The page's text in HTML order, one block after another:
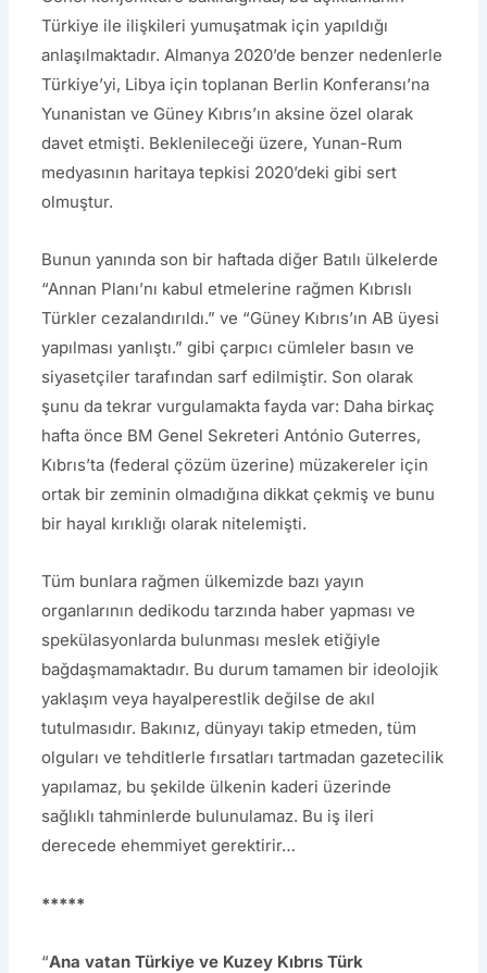
Türkiye ile ilişkileri yumuşatmak için yapıldığı
anlaşılmaktadır. Almanya 2020’de benzer nedenlerle
Türkiye’yi, Libya için toplanan Berlin Konferansı’na
Yunanistan ve Güney Kıbrıs’ın aksine özel olarak
davet etmişti. Beklenileceği üzere, Yunan-Rum
medyasının haritaya tepkisi 2020’deki gibi sert
olmuştur.
Bunun yanında son bir haftada diğer Batılı ülkelerde
“Annan Planı’nı kabul etmelerine rağmen Kıbrıslı
Türkler cezalandırıldı.” ve “Güney Kıbrıs’ın AB üyesi
yapılması yanlıştı.” gibi çarpıcı cümleler basın ve
siyasetçiler tarafından sarf edilmiştir. Son olarak
şunu da tekrar vurgulamakta fayda var: Daha birkaç
hafta önce BM Genel Sekreteri António Guterres,
Kıbrıs’ta (federal çözüm üzerine) müzakereler için
ortak bir zeminin olmadığına dikkat çekmiş ve bunu
bir hayal kırıklığı olarak nitelemişti.
Tüm bunlara rağmen ülkemizde bazı yayın
organlarının dedikodu tarzında haber yapması ve
spekülasyonlarda bulunması meslek etiğiyle
bağdaşmamaktadır. Bu durum tamamen bir ideolojik
yaklaşım veya hayalperestlik değilse de akıl
tutulmasıdır. Bakınız, dünyayı takip etmeden, tüm
olguları ve tehditlerle fırsatları tartmadan gazetecilik
yapılamaz, bu şekilde ülkenin kaderi üzerinde
sağlıklı tahminlerde bulunulamaz. Bu iş ileri
derecede ehemmiyet gerektirir…
*****
“Ana vatan Türkiye ve Kuzey Kıbrıs Türk